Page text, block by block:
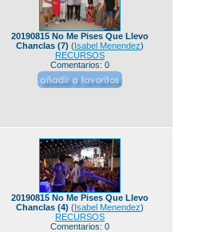
20190815 No Me Pises Que Llevo
Chanclas (7) (Isabel Menendez)
RECURSOS
Comentarios: 0
20190815 No Me Pises Que Llevo
Chanclas (4) (Isabel Menendez)
RECURSOS
Comentarios: 0